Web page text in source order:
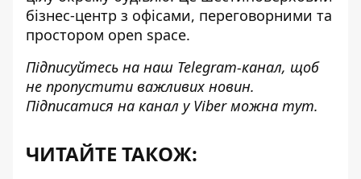
бізнес-центр з офісами, переговорними та
простором open space.
Підписуйтесь на наш Telegram-канал, щоб
не пропустити важливих новин.
Підписатися на канал у Viber можна тут.
ЧИТАЙТЕ ТАКОЖ: